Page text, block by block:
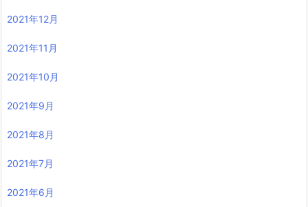
2021年12月
2021年11月
2021年10月
2021年9月
2021年8月
2021年7月
2021年6月